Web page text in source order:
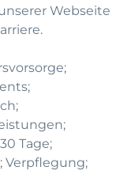
Webseite
Tage;
Verpflegung;